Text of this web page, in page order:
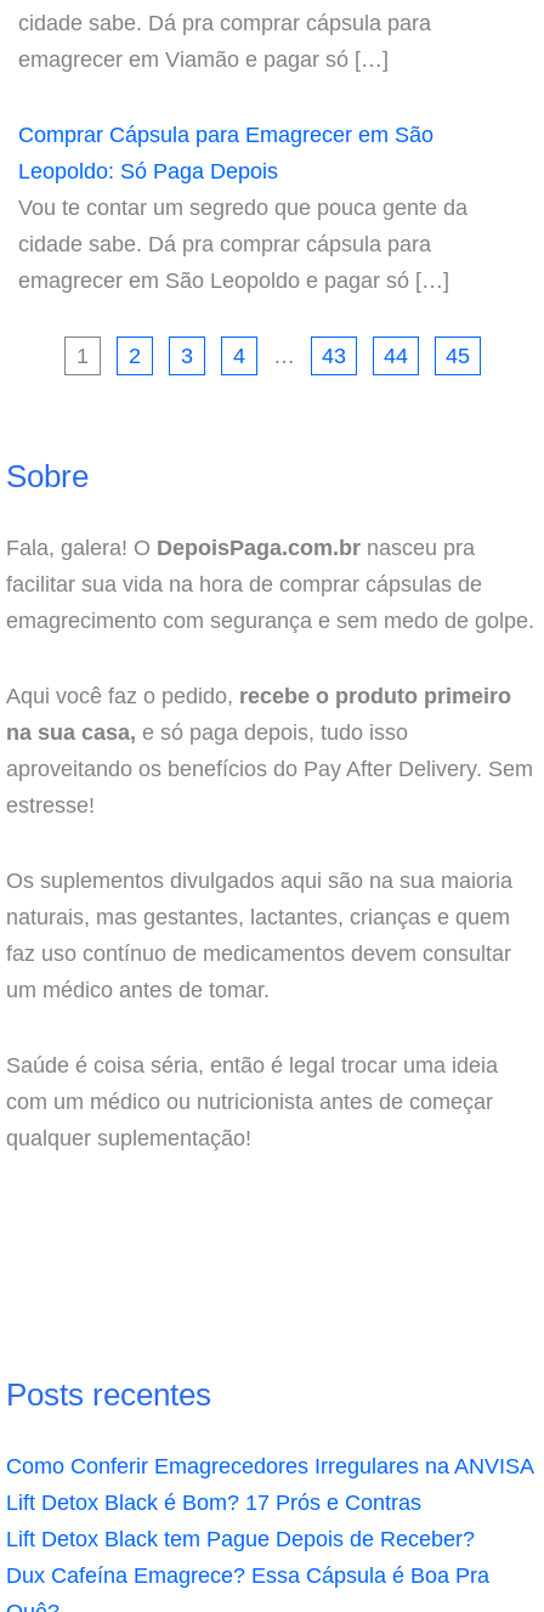
cidade sabe. Dá pra comprar cápsula para
emagrecer em Viamão e pagar só […]
Comprar Cápsula para Emagrecer em São
Leopoldo: Só Paga Depois
Vou te contar um segredo que pouca gente da
cidade sabe. Dá pra comprar cápsula para
emagrecer em São Leopoldo e pagar só […]
1 2 3 4 … 43 44 45
Sobre
Fala, galera! O DepoisPaga.com.br nasceu pra
facilitar sua vida na hora de comprar cápsulas de
emagrecimento com segurança e sem medo de golpe.
Aqui você faz o pedido, recebe o produto primeiro
na sua casa, e só paga depois, tudo isso
aproveitando os benefícios do Pay After Delivery. Sem
estresse!
Os suplementos divulgados aqui são na sua maioria
naturais, mas gestantes, lactantes, crianças e quem
faz uso contínuo de medicamentos devem consultar
um médico antes de tomar.
Saúde é coisa séria, então é legal trocar uma ideia
com um médico ou nutricionista antes de começar
qualquer suplementação!
Posts recentes
Como Conferir Emagrecedores Irregulares na ANVISA
Lift Detox Black é Bom? 17 Prós e Contras
Lift Detox Black tem Pague Depois de Receber?
Dux Cafeína Emagrece? Essa Cápsula é Boa Pra